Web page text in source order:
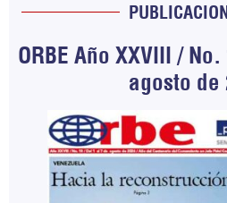
ORBE Año XXVIII /
agosto de